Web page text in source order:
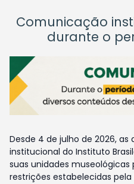
Comunicação
durante o
Desde 4 de julho de 2026,
institucional do Instituto
suas unidades museológicas
restrições estabelecidas